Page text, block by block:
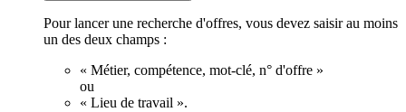
Pour lancer une recherche d'offres, vous devez saisir au moins
un des deux champs :
« Métier, compétence, mot-clé, n° d'offre »
ou
« Lieu de travail ».